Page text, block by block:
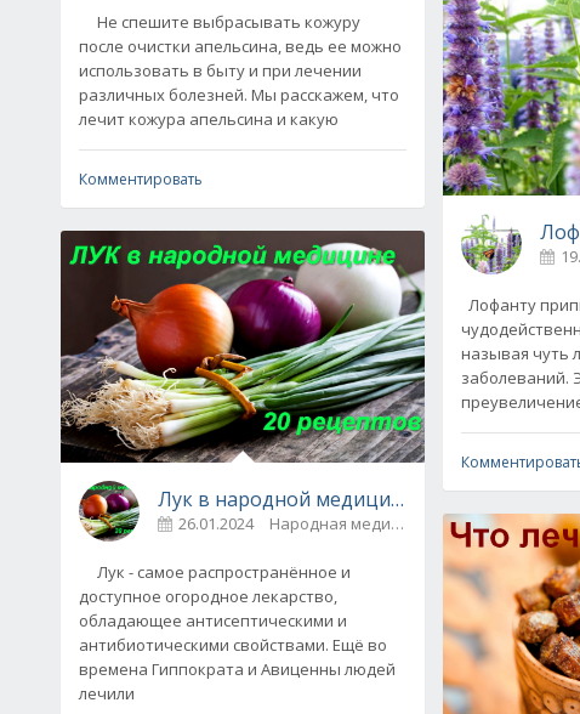
Не спешите выбрасывать кожуру
после очистки апельсина, ведь ее можно
использовать в быту и при лечении
различных болезней. Мы расскажем, что
лечит кожура апельсина и какую
Комментировать
Лук в народной медицине - 20 рецептов
26.01.2024 Народная медицина 0
Лук - самое распространённое и
доступное огородное лекарство,
обладающее антисептическими и
антибиотическими свойствами. Ещё во
времена Гиппократа и Авиценны людей
лечили
Лофанту
называя чуть
заболеваний.